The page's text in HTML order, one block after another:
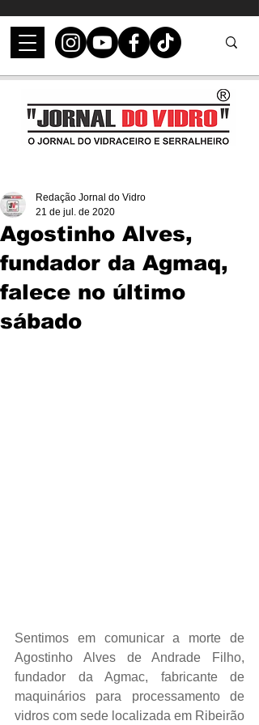
Agostinho Alves,
fundador da Agmaq,
falece no último
sábado
Redação Jornal do Vidro
21 de jul. de 2020
Sentimos em comunicar a morte de
Agostinho Alves de Andrade Filho,
fundador da Agmac, fabricante de
maquinários para processamento de
vidros com sede localizada em Ribeirão